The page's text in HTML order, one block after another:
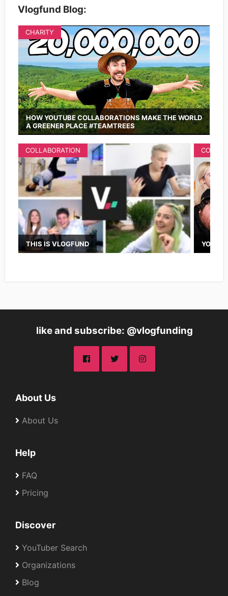
Vlogfund Blog:
HOW YOUTUBE COLLABORATIONS MAKE THE WORLD
A GREENER PLACE #TEAMTREES
CHARITY
THIS IS VLOGFUND
COLLABORATION
like and subscribe: @vlogfunding
About Us
About Us
Help
FAQ
Pricing
Discover
YouTuber Search
Organizations
Blog